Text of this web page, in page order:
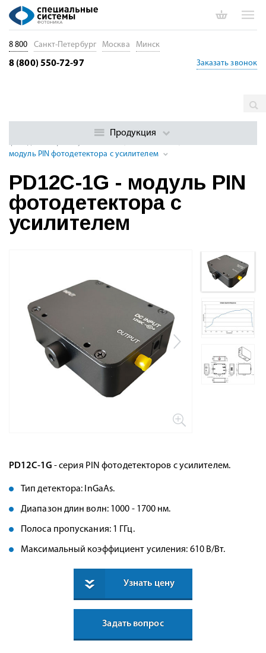
Фотоприемные модули (Si / InGaAs)
модуль PIN фотодетектора с усилителем
PD12C-1G - модуль PIN
фотодетектора с
усилителем
PD12C-1G - серия PIN фотодетекторов с усилителем.
Тип детектора: InGaAs.
Диапазон длин волн: 1000 - 1700 нм.
Полоса пропускания: 1 ГГц.
Максимальный коэффициент усиления: 610 В/Вт.
Узнать цену
Задать вопрос
8 800 Санкт-Петербург Москва Минск
8 (800) 550-72-97 Заказать звонок
Продукция